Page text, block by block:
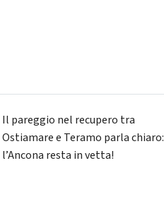
Il pareggio nel recupero tra
Ostiamare e Teramo parla chiaro:
l’Ancona resta in vetta!